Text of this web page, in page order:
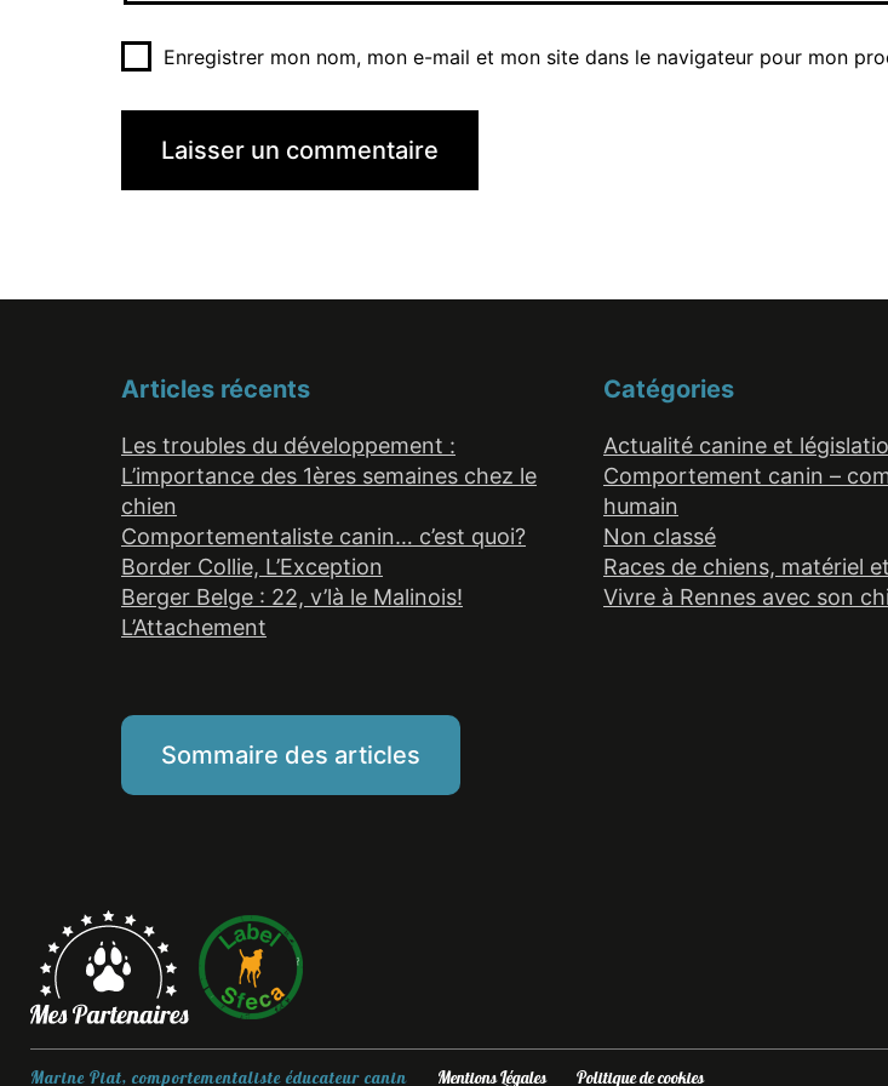
Enregistrer mon nom, mon e-mail et mon site dans le navigateur pour mon
Articles récents
Les troubles du développement :
L’importance des 1ères semaines chez le
chien
Comportementaliste canin… c’est quoi?
Border Collie, L’Exception
Berger Belge : 22, v’là le Malinois!
L’Attachement
Catégories
Actualité canine et
Comportement canin –
humain
Non classé
Races de chiens, matériel
Vivre à Rennes avec son
Sommaire des articles
Marine Piat, comportementaliste éducateur canin Mentions Légales Politique de cookies